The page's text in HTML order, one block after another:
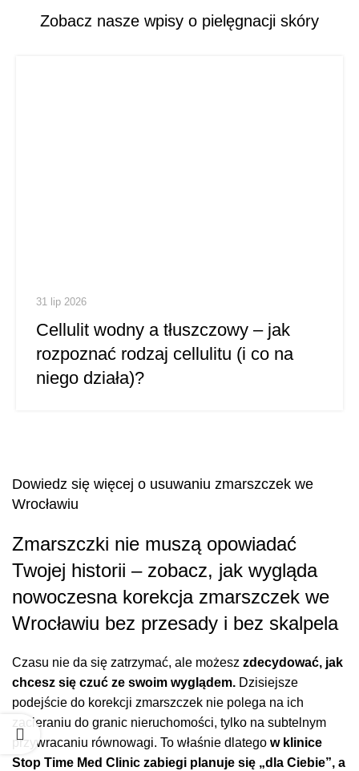
Zobacz nasze wpisy o pielęgnacji skóry
31 lip 2026
Cellulit wodny a tłuszczowy – jak
rozpoznać rodzaj cellulitu (i co na
niego działa)?
Dowiedz się więcej o usuwaniu zmarszczek we
Wrocławiu
Zmarszczki nie muszą opowiadać
Twojej historii – zobacz, jak wygląda
nowoczesna korekcja zmarszczek we
Wrocławiu bez przesady i bez skalpela
Czasu nie da się zatrzymać, ale możesz zdecydować, jak
chcesz się czuć ze swoim wyglądem. Dzisiejsze
podejście do korekcji zmarszczek nie polega na ich
zacieraniu do granic nieruchomości, tylko na subtelnym
przywracaniu równowagi. To właśnie dlatego w klinice
Stop Time Med Clinic zabiegi planuje się „dla Ciebie”, a